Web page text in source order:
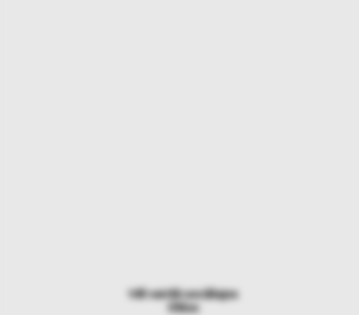
Vēl vairāk sociālajos
tīklos